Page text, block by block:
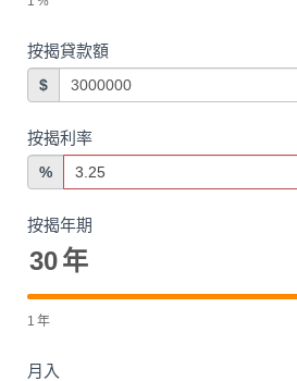
按揭貸款額
$
按揭利率
%
按揭年期
30年
1 年
月入